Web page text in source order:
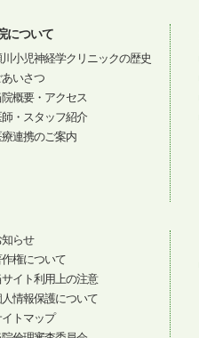
について
小児神経学クリニックの歴史
いさつ
概要・アクセス
・スタッフ紹介
連携のご案内
らせ
権について
イト利用上の注意
情報保護について
トマップ